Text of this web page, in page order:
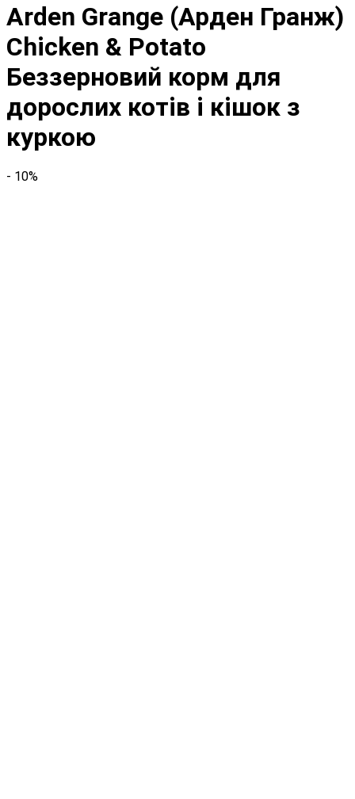
Arden Grange (Арден Гранж)
Chicken & Potato
Беззерновий корм для
дорослих котів і кішок з
куркою
- 10%